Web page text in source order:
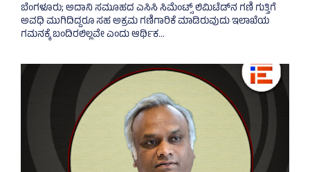
ಬೆಂಗಳೂರು; ಅದಾನಿ ಸಮೂಹದ ಎಸಿಸಿ ಸಿಮೆಂಟ್ಸ್‌ ಲಿಮಿಟೆಡ್‌ನ ಗಣಿ ಗುತ್ತಿಗೆ
ಅವಧಿ ಮುಗಿದಿದ್ದರೂ ಸಹ ಅಕ್ರಮ ಗಣಿಗಾರಿಕೆ ಮಾಡಿರುವುದು ಇಲಾಖೆಯ
ಗಮನಕ್ಕೆ ಬಂದಿರಲಿಲ್ಲವೇ ಎಂದು ಆರ್ಥಿಕ...